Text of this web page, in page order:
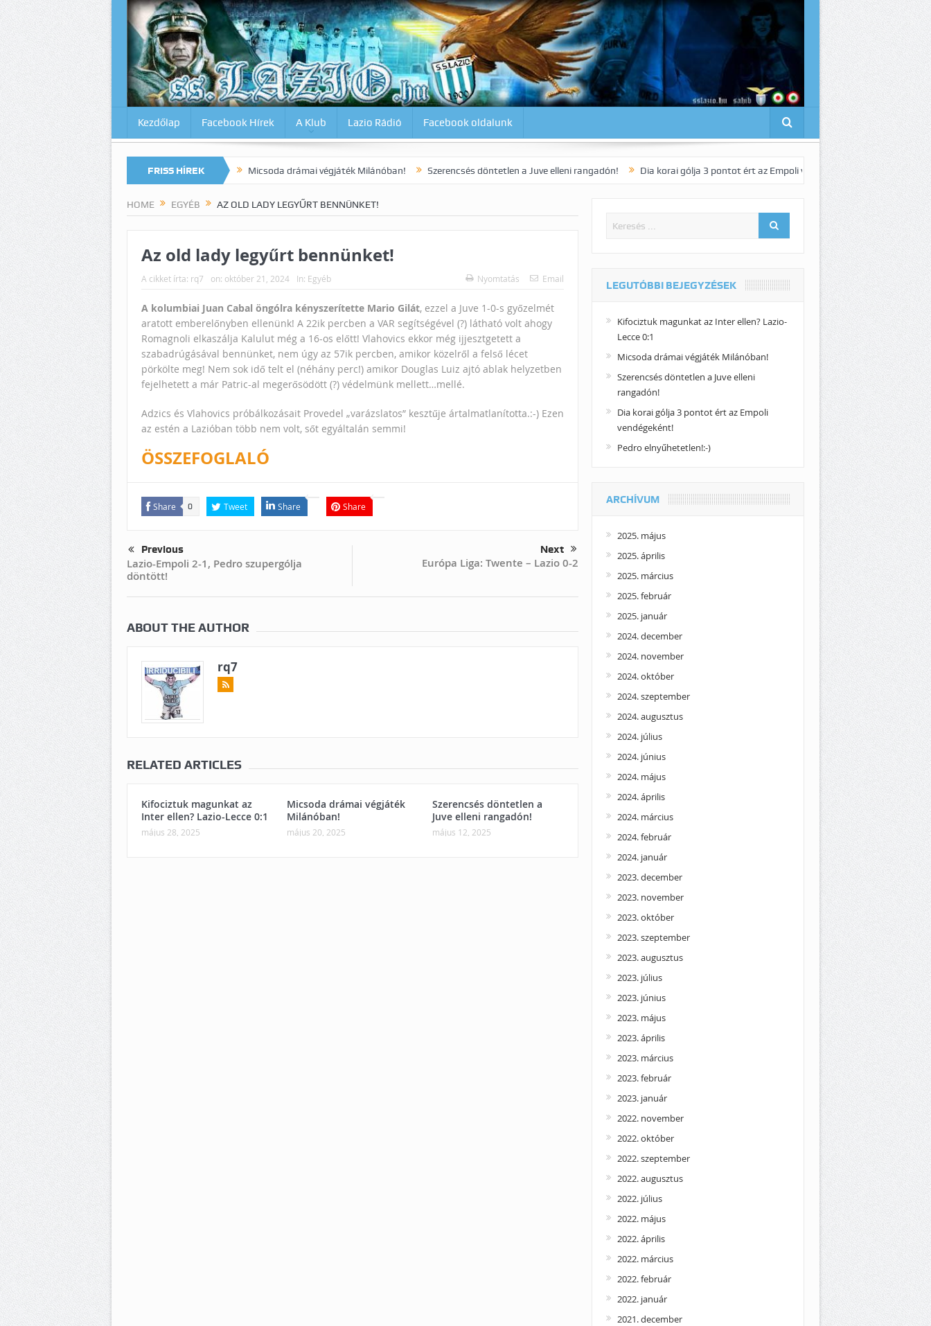
Kezdőlap Facebook Hírek A Klub Lazio Rádió Facebook oldalunk
FRISS HÍREK
az Inter ellen? Lazio-Lecce 0:1 Micsoda drámai végjáték Milánóban! Szerencsés döntetlen a Juve elleni rangadón! Dia korai gólja 3 pontot ért az Empoli vendégeként! Pedro elnyűhetetlen!:-)
HOME EGYÉB AZ OLD LADY LEGYŰRT BENNÜNKET!
Az old lady legyűrt bennünket!
A cikket írta: rq7 on: október 21, 2024 In: Egyéb Nyomtatás Email
A kolumbiai Juan Cabal öngólra kényszerítette Mario Gilát, ezzel a Juve 1-0-s győzelmét
aratott emberelőnyben ellenünk! A 22ik percben a VAR segítségével (?) látható volt ahogy
Romagnoli elkaszálja Kalulut még a 16-os előtt! Vlahovics ekkor még ijjesztgetett a
szabadrúgásával bennünket, nem úgy az 57ik percben, amikor közelről a felső lécet
pörkölte meg! Nem sok idő telt el (néhány perc!) amikor Douglas Luiz ajtó ablak helyzetben
fejelhetett a már Patric-al megerősödött (?) védelmünk mellett…mellé.
Adzics és Vlahovics próbálkozásait Provedel „varázslatos” kesztűje ártalmatlanította.:-) Ezen
az estén a Lazióban több nem volt, sőt egyáltalán semmi!
ÖSSZEFOGLALÓ
Share 0 Tweet Share Share
Previous
Lazio-Empoli 2-1, Pedro szupergólja
döntött!
Next
Európa Liga: Twente – Lazio 0-2
ABOUT THE AUTHOR
rq7
RELATED ARTICLES
Kifociztuk magunkat az
Inter ellen? Lazio-Lecce 0:1
május 28, 2025
Micsoda drámai végjáték
Milánóban!
május 20, 2025
Szerencsés döntetlen a
Juve elleni rangadón!
május 12, 2025
LEGUTÓBBI BEJEGYZÉSEK
Kifociztuk magunkat az Inter ellen? Lazio-
Lecce 0:1
Micsoda drámai végjáték Milánóban!
Szerencsés döntetlen a Juve elleni
rangadón!
Dia korai gólja 3 pontot ért az Empoli
vendégeként!
Pedro elnyűhetetlen!:-)
ARCHÍVUM
2025. május
2025. április
2025. március
2025. február
2025. január
2024. december
2024. november
2024. október
2024. szeptember
2024. augusztus
2024. július
2024. június
2024. május
2024. április
2024. március
2024. február
2024. január
2023. december
2023. november
2023. október
2023. szeptember
2023. augusztus
2023. július
2023. június
2023. május
2023. április
2023. március
2023. február
2023. január
2022. november
2022. október
2022. szeptember
2022. augusztus
2022. július
2022. május
2022. április
2022. március
2022. február
2022. január
2021. december